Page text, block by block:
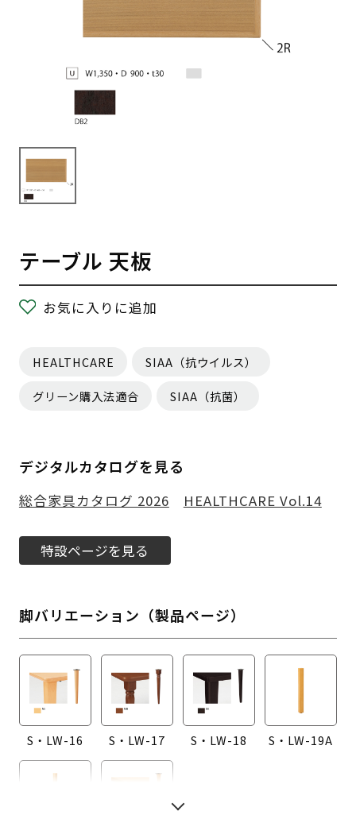
テーブル 天板
お気に入りに追加
HEALTHCARE SIAA（抗ウイルス）
グリーン購入法適合 SIAA（抗菌）
デジタルカタログを見る
総合家具カタログ 2026 HEALTHCARE Vol.14
特設ページを見る
脚バリエーション（製品ページ）
S・LW-16 S・LW-17 S・LW-18 S・LW-19A